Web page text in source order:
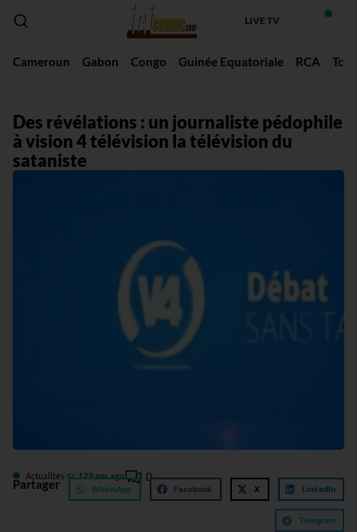
LIVE TV
Cameroun Gabon Congo Guinée Equatoriale RCA
Des révélations : un journaliste pédophile
à vision 4 télévision la télévision du
sataniste
Actualités 129 ans ago 0
Partager WhatsApp Facebook X LinkedIn
Telegram